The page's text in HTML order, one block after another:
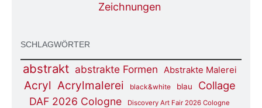
Zeichnungen
SCHLAGWÖRTER
abstrakt abstrakte Formen Abstrakte Malerei
Acryl Acrylmalerei black&white blau Collage
DAF 2026 Cologne
Discovery Art Fair 2026 Cologne